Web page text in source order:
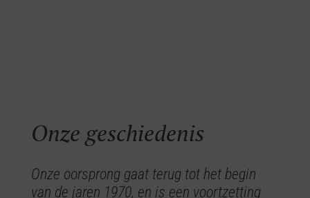
Onze geschiedenis
geschiedenis
Onze oorsprong gaat terug tot het begin
van de jaren 1970, en is een voortzetting